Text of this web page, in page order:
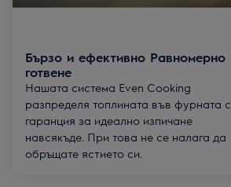
Бързо и ефективно Равномерно
готвене
Нашата система Even Cooking
разпределя топлината във фурната с
гаранция за идеално изпичане
навсякъде. При това не се налага да
обръщате ястието си.